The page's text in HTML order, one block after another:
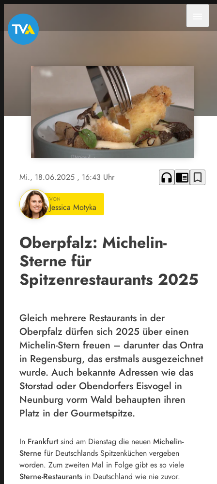
Mi., 18.06.2025 , 16:43 Uhr headphones chrome_reader_mode bookmark_border
VON
Jessica Motyka
Oberpfalz: Michelin-
Sterne für
Spitzenrestaurants 2025
Gleich mehrere Restaurants in der
Oberpfalz dürfen sich 2025 über einen
Michelin-Stern freuen – darunter das Ontra
in Regensburg, das erstmals ausgezeichnet
wurde. Auch bekannte Adressen wie das
Storstad oder Obendorfers Eisvogel in
Neunburg vorm Wald behaupten ihren
Platz in der Gourmetspitze.
In Frankfurtsind am Dienstag die neuen Michelin-
Sterne für Deutschlands Spitzenküchen vergeben
worden. Zum zweiten Mal in Folge gibt es so viele
Sterne-Restaurants in Deutschland wie nie zuvor.